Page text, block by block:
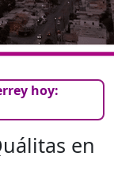
hoy:
en